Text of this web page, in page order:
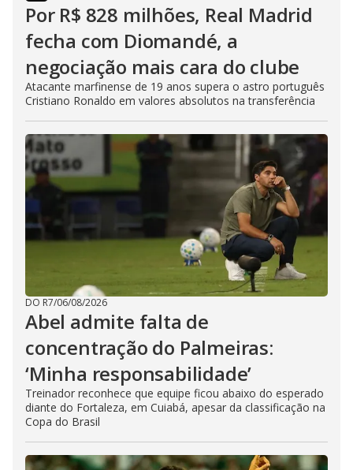
Por R$ 828 milhões, Real Madrid
fecha com Diomandé, a
negociação mais cara do clube
Atacante marfinense de 19 anos supera o astro português
Cristiano Ronaldo em valores absolutos na transferência
DO R7/06/08/2026
Abel admite falta de
concentração do Palmeiras:
‘Minha responsabilidade’
Treinador reconhece que equipe ficou abaixo do esperado
diante do Fortaleza, em Cuiabá, apesar da classificação na
Copa do Brasil